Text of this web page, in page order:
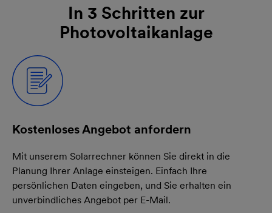
In 3 Schritten zur
Photovoltaikanlage
Kostenloses Angebot anfordern
Mit unserem Solarrechner können Sie direkt in die
Planung Ihrer Anlage einsteigen. Einfach Ihre
persönlichen Daten eingeben, und Sie erhalten ein
unverbindliches Angebot per E-Mail.